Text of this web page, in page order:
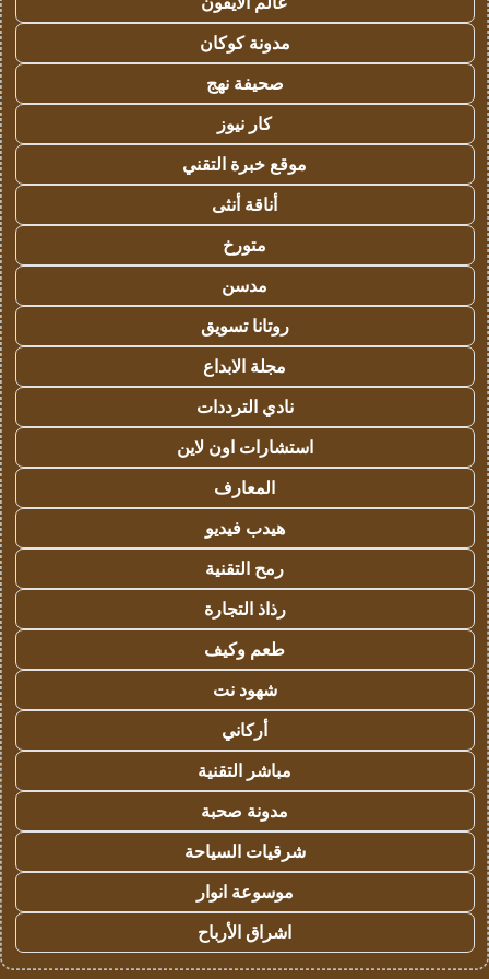
مدونة كوكان
صحيفة نهج
كار نيوز
موقع خبرة التقني
أناقة أنثى
متورخ
مدسن
روتانا تسويق
مجلة الابداع
نادي الترددات
استشارات اون لاين
المعارف
هيدب فيديو
رمح التقنية
رذاذ التجارة
طعم وكيف
شهود نت
أركاني
مباشر التقنية
مدونة صحبة
شرقيات السياحة
موسوعة انوار
اشراق الأرباح